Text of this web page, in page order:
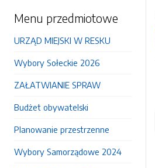
Menu przedmiotowe
URZĄD MIEJSKI W RESKU
Wybory Sołeckie 2026
ZAŁATWIANIE SPRAW
Budżet obywatelski
Planowanie przestrzenne
Wybory Samorządowe 2024